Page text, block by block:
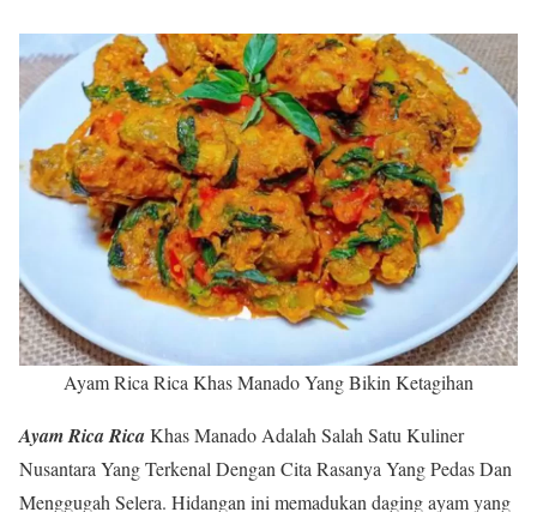
Ayam Rica Rica Khas Manado Yang Bikin Ketagihan
Ayam Rica RicaKhas Manado Adalah Salah Satu Kuliner
Nusantara Yang Terkenal Dengan Cita Rasanya Yang Pedas Dan
Menggugah Selera. Hidangan ini memadukan daging ayam yang